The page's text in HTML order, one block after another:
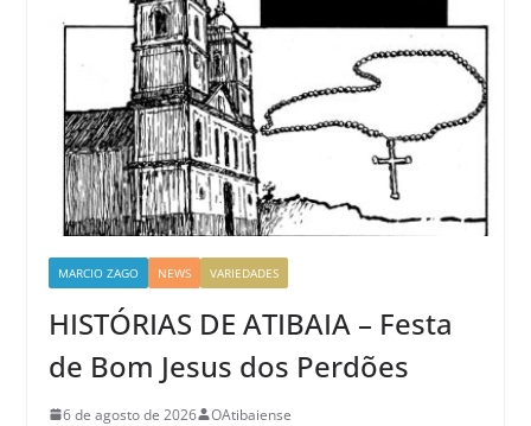
MARCIO ZAGO NEWS VARIEDADES
HISTÓRIAS DE ATIBAIA – Festa
de Bom Jesus dos Perdões
6 de agosto de 2026 OAtibaiense